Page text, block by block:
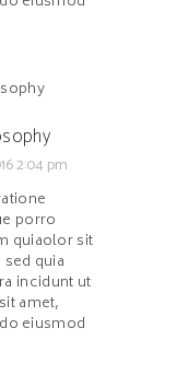
2:04 pm
porro
quiaolor sit
quia
incidunt ut
amet,
eiusmod